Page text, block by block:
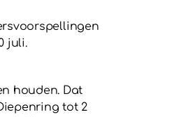
juli.
houden. Dat
tot 2